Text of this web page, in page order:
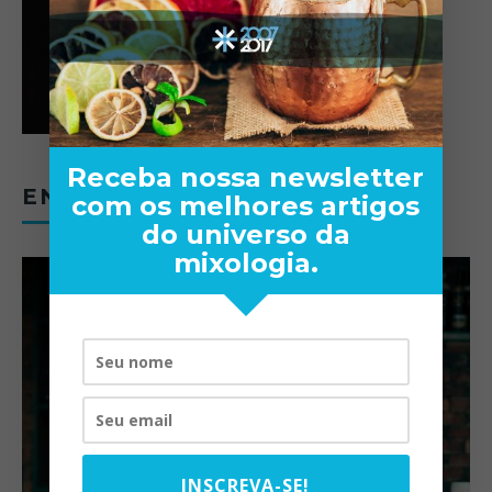
ENTREVISTAS
Receba nossa newsletter
com os melhores artigos
do universo da
mixologia.
INSCREVA-SE!